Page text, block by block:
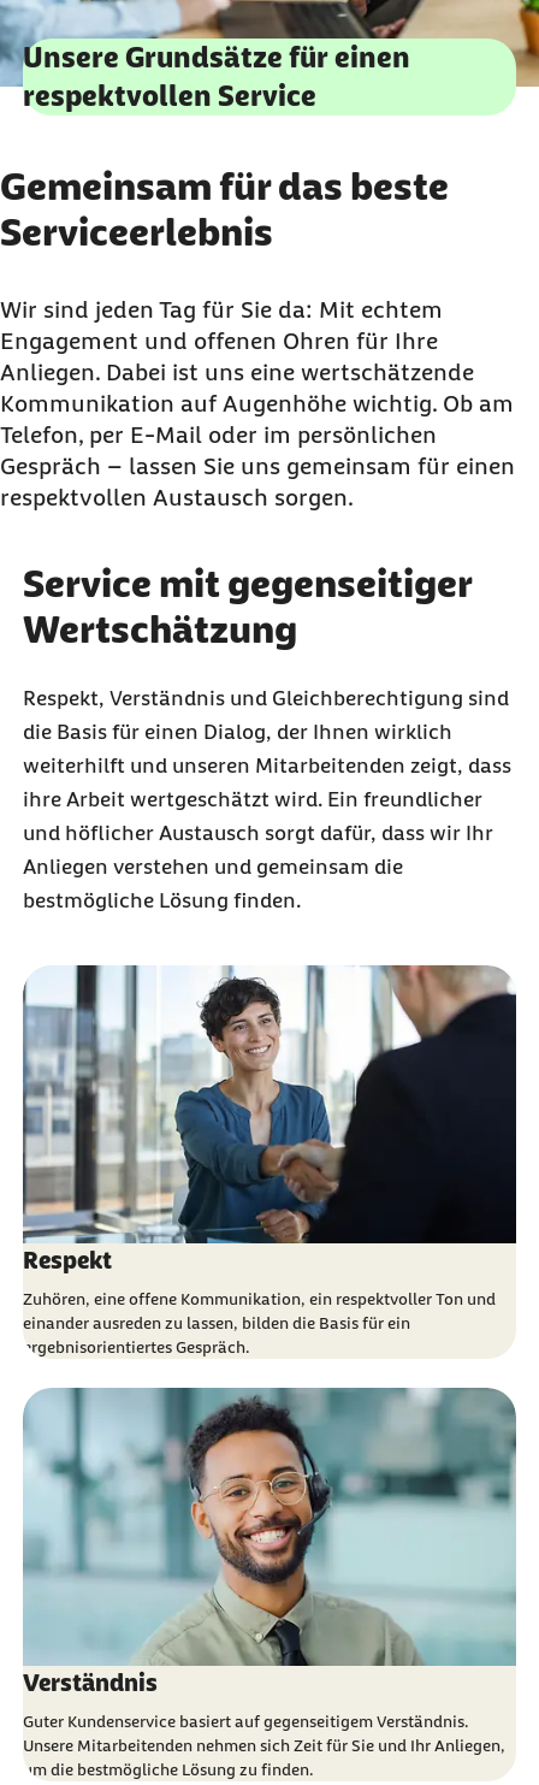
Unsere Grundsätze für einen
respektvollen Service
Gemeinsam für das beste
Serviceerlebnis
Wir sind jeden Tag für Sie da: Mit echtem
Engagement und offenen Ohren für Ihre
Anliegen. Dabei ist uns eine wertschätzende
Kommunikation auf Augenhöhe wichtig. Ob am
Telefon, per E-Mail oder im persönlichen
Gespräch – lassen Sie uns gemeinsam für einen
respektvollen Austausch sorgen.
Service mit gegenseitiger
Wertschätzung
Respekt, Verständnis und Gleichberechtigung sind
die Basis für einen Dialog, der Ihnen wirklich
weiterhilft und unseren Mitarbeitenden zeigt, dass
ihre Arbeit wertgeschätzt wird. Ein freundlicher
und höflicher Austausch sorgt dafür, dass wir Ihr
Anliegen verstehen und gemeinsam die
bestmögliche Lösung finden.
Respekt
Zuhören, eine offene Kommunikation, ein respektvoller Ton und
einander ausreden zu lassen, bilden die Basis fürein
ergebnisorientiertes Gespräch.
Verständnis
Guter Kundenservice basiert auf gegenseitigem Verständnis.
Unsere Mitarbeitenden nehmen sich Zeit für Sie und Ihr Anliegen,
um die bestmögliche Lösung zu finden.